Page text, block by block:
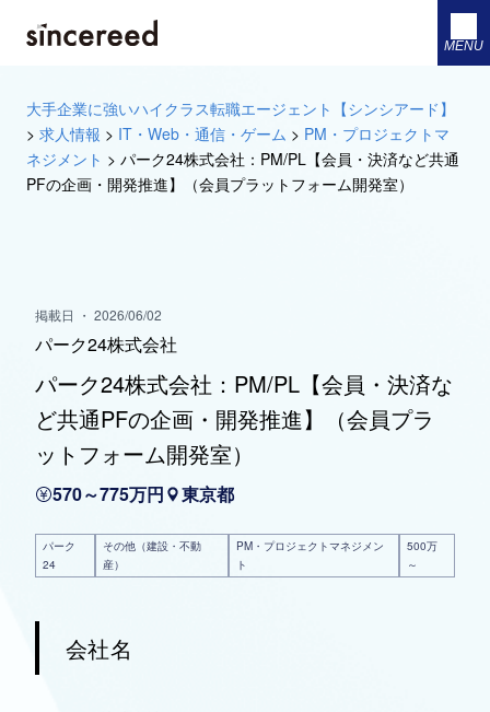
MENU
大手企業に強いハイクラス転職エージェント【シンシアード】
> 求人情報 > IT・Web・通信・ゲーム > PM・プロジェクトマ
ネジメント > パーク24株式会社：PM/PL【会員・決済など共通
PFの企画・開発推進】（会員プラットフォーム開発室）
掲載日 ・ 2026/06/02
パーク24株式会社
パーク24株式会社：PM/PL【会員・決済な
ど共通PFの企画・開発推進】（会員プラ
ットフォーム開発室）
570～775万円 東京都
パーク
24
その他（建設・不動
産）
PM・プロジェクトマネジメン
ト
500万
～
会社名